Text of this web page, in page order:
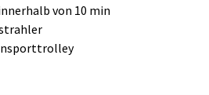
von 10 min